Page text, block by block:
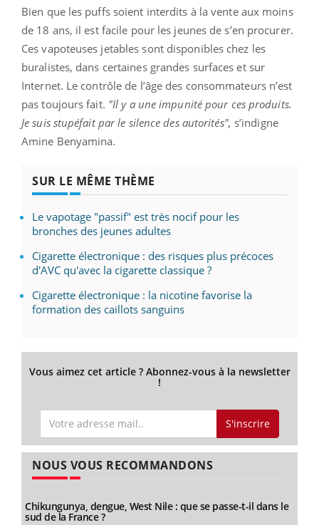
Bien que les puffs soient interdits à la vente aux moins
de 18 ans, il est facile pour les jeunes de s’en procurer.
Ces vapoteuses jetables sont disponibles chez les
buralistes, dans certaines grandes surfaces et sur
Internet. Le contrôle de l’âge des consommateurs n’est
pas toujours fait. "Il y a une impunité pour ces produits.
Je suis stupéfait par le silence des autorités", s’indigne
Amine Benyamina.
SUR LE MÊME THÈME
Le vapotage "passif" est très nocif pour les
bronches des jeunes adultes
Cigarette électronique : des risques plus précoces
d'AVC qu'avec la cigarette classique ?
Cigarette électronique : la nicotine favorise la
formation des caillots sanguins
Vous aimez cet article ? Abonnez-vous à la newsletter
!
S'inscrire
NOUS VOUS RECOMMANDONS
Chikungunya, dengue, West Nile : que se passe-t-il dans le
sud de la France ?